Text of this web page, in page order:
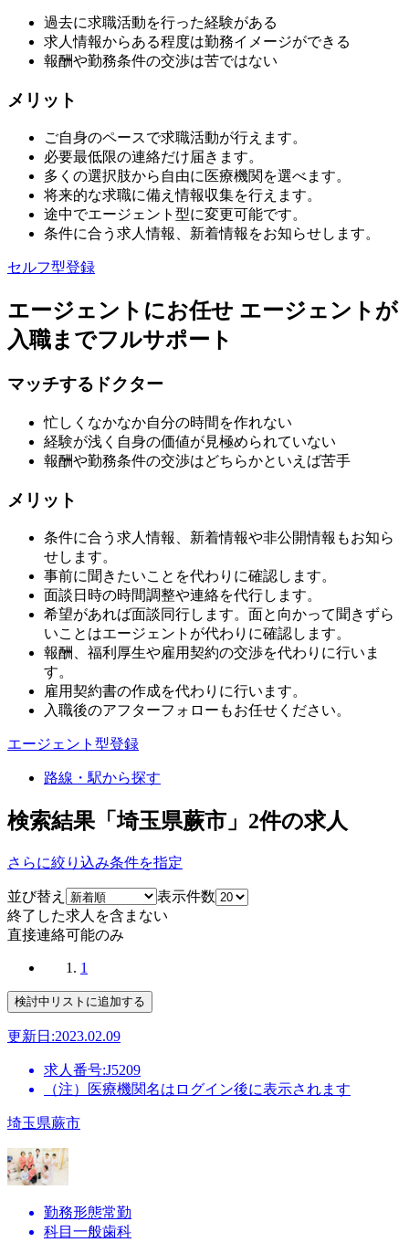
過去に求職活動を行った経験がある
求人情報からある程度は勤務イメージができる
報酬や勤務条件の交渉は苦ではない
メリット
ご自身のペースで求職活動が行えます。
必要最低限の連絡だけ届きます。
多くの選択肢から自由に医療機関を選べます。
将来的な求職に備え情報収集を行えます。
途中でエージェント型に変更可能です。
条件に合う求人情報、新着情報をお知らせします。
セルフ型登録
エージェントにお任せ エージェントが
入職までフルサポート
マッチするドクター
忙しくなかなか自分の時間を作れない
経験が浅く自身の価値が見極められていない
報酬や勤務条件の交渉はどちらかといえば苦手
メリット
条件に合う求人情報、新着情報や非公開情報もお知ら
せします。
事前に聞きたいことを代わりに確認します。
面談日時の時間調整や連絡を代行します。
希望があれば面談同行します。面と向かって聞きずら
いことはエージェントが代わりに確認します。
報酬、福利厚生や雇用契約の交渉を代わりに行いま
す。
雇用契約書の作成を代わりに行います。
入職後のアフターフォローもお任せください。
エージェント型登録
路線・駅から探す
検索結果「埼玉県蕨市」 2件の求人
さらに絞り込み条件を指定
並び替え
表示件数
終了した求人を含まない
直接連絡可能のみ
1
更新日:2023.02.09
求人番号:J5209
（注）医療機関名はログイン後に表示されます
埼玉県蕨市
勤務形態常勤
科目 一般歯科